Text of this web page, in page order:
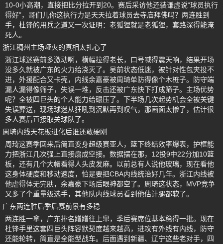
10-0小高潮，直接把比分拉开到20。赛后采访他还装谦虚说“球员执行
得好”，哥们儿你这执行力是天天拉着球员去寺庙拜佛吗？两连胜到
手，杜锋的用兵之道又一次证明：老狐狸就是老狐狸，套路深得能淹
死人。
浙江稠州主场哑火的真相太扎心了
浙江球迷赛前多激动啊，横幅拉得老长，口号喊得震天响，结果开场
没多久就被广东的火力给浇灭了。吴前状态低迷，被针对性包夹投不
进，外援配合又卡壳，内线余嘉豪被周琦单防得像个木桩子。防守端
漏人漏得像筛子，失误一堆，反击还被广东快下打成筛子。主场优势
呢？全被四巨头的个人能力给碾压了。下半场几次起势机会全被关键
失误葬送，现场球迷从狂吼到沉默再到叹气，那画面太惨了，估计很
多人赛后直接取关球队了。
周琦内线天花板进化后谁还敢硬刚
周琦这赛季回来后简直变身超级赛亚人，篮下终结效率爆表，护框能
力把浙江几次强上直接扇成空接。数据摆在那，12投9中22分加10篮
板，还有几个大帽看得人头皮发麻。以前总有人说他玻璃，现在看他
这身体硬度和移动速度，怕是要把CBA内线统治好几年。浙江内线被
他虐得体无完肤，余嘉豪下场后眼神都空了。周琦这状态，MVP竞争
又多了个重量级选手，其他队内线球员看到他估计腿都软了。
广东两连胜后季后赛前景有多稳
两连胜一拿，广东排名蹭蹭往上窜，季后赛席位基本稳得一批。现在
杜锋手里这套四巨头阵容默契度越来越高，进攻有外线有内线，防守
还能轮转，简直是全能型战车。后面遇到新疆、辽宁这些老对手，四